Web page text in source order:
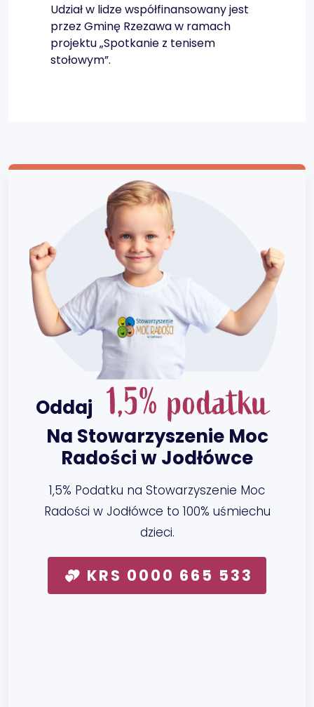
Udział w lidze współfinansowany jest
przez Gminę Rzezawa w ramach
projektu „Spotkanie z tenisem
stołowym”.
Oddaj 1,5% podatku
Na Stowarzyszenie Moc
Radości w Jodłówce
1,5% Podatku na Stowarzyszenie Moc
Radości w Jodłówce to 100% uśmiechu
dzieci.
KRS 0000 665 533